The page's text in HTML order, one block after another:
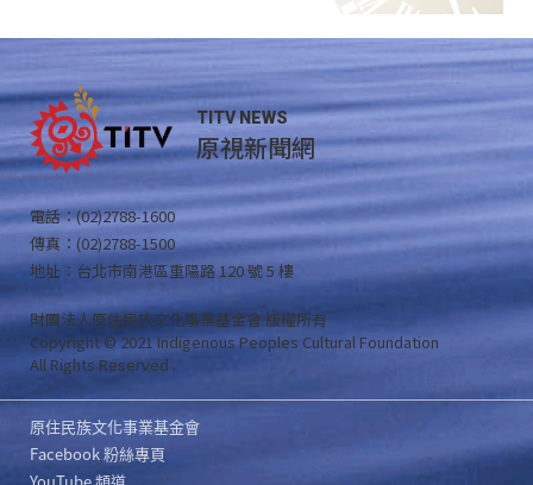
TITV NEWS
原視新聞網
電話：(02)2788-1600
傳真：(02)2788-1500
地址：台北市南港區重陽路 120 號 5 樓
財團法人原住民族文化事業基金會 版權所有
Copyright © 2021 Indigenous Peoples Cultural Foundation
All Rights Reserved .
原住民族文化事業基金會
Facebook 粉絲專頁